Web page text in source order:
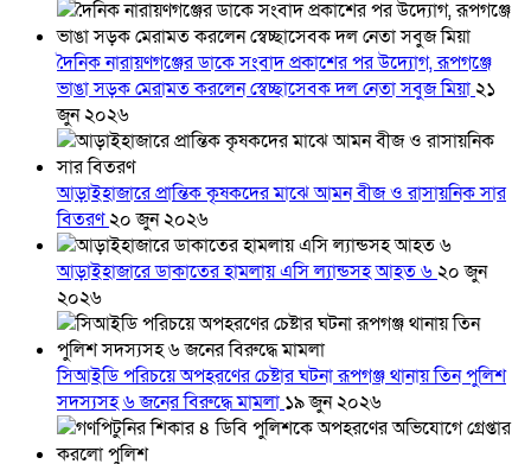
দৈনিক নারায়ণগঞ্জের ডাকে সংবাদ প্রকাশের পর উদ্যোগ, রূপগঞ্জে
ভাঙা সড়ক মেরামত করলেন স্বেচ্ছাসেবক দল নেতা সবুজ মিয়া২১
জুন ২০২৬
আড়াইহাজারে প্রান্তিক কৃষকদের মাঝে আমন বীজ ও রাসায়নিক সার
বিতরণ২০ জুন ২০২৬
আড়াইহাজারে ডাকাতের হামলায় এসি ল্যান্ডসহ আহত ৬২০ জুন
২০২৬
সিআইডি পরিচয়ে অপহরণের চেষ্টার ঘটনা রূপগঞ্জ থানায় তিন পুলিশ
সদস্যসহ ৬ জনের বিরুদ্ধে মামলা ১৯ জুন ২০২৬